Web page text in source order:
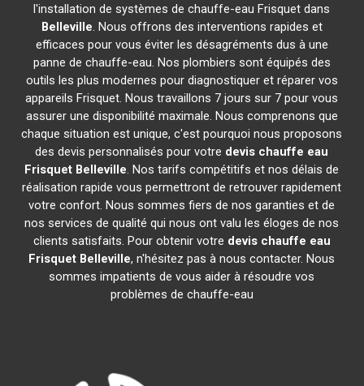
l'installation de systèmes de chauffe-eau Frisquet dans
Belleville. Nous offrons des interventions rapides et
efficaces pour vous éviter les désagréments dus à une
panne de chauffe-eau. Nos plombiers sont équipés des
outils les plus modernes pour diagnostiquer et réparer vos
appareils Frisquet. Nous travaillons 7 jours sur 7 pour vous
assurer une disponibilité maximale. Nous comprenons que
chaque situation est unique, c'est pourquoi nous proposons
des devis personnalisés pour votre devis chauffe eau
Frisquet Belleville. Nos tarifs compétitifs et nos délais de
réalisation rapide vous permettront de retrouver rapidement
votre confort. Nous sommes fiers de nos garanties et de
nos services de qualité qui nous ont valu les éloges de nos
clients satisfaits. Pour obtenir votre devis chauffe eau
Frisquet Belleville, n'hésitez pas à nous contacter. Nous
sommes impatients de vous aider à résoudre vos
problèmes de chauffe-eau